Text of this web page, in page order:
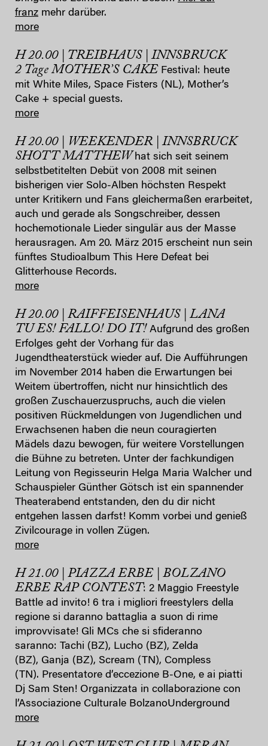
franz mehr darüber.
more
H 20.00 | TREIBHAUS | INNSBRUCK
2 Tage MOTHER’S CAKE Festival: heute
mit White Miles, Space Fisters (NL), Mother’s
Cake + special guests.
more
H 20.00 | WEEKENDER | INNSBRUCK
SHOTT MATTHEW hat sich seit seinem
selbstbetitelten Debüt von 2008 mit seinen
bisherigen vier Solo-Alben höchsten Respekt
unter Kritikern und Fans gleichermaßen erarbeitet,
auch und gerade als Songschreiber, dessen
hochemotionale Lieder singulär aus der Masse
herausragen. Am 20. März 2015 erscheint nun sein
fünftes Studioalbum This Here Defeat bei
Glitterhouse Records.
more
H 20.00 | RAIFFEISENHAUS | LANA
TU ES! FALLO! DO IT! Aufgrund des großen
Erfolges geht der Vorhang für das
Jugendtheaterstück wieder auf. Die Aufführungen
im November 2014 haben die Erwartungen bei
Weitem übertroffen, nicht nur hinsichtlich des
großen Zuschauerzuspruchs, auch die vielen
positiven Rückmeldungen von Jugendlichen und
Erwachsenen haben die neun couragierten
Mädels dazu bewogen, für weitere Vorstellungen
die Bühne zu betreten. Unter der fachkundigen
Leitung von Regisseurin Helga Maria Walcher und
Schauspieler Günther Götsch ist ein spannender
Theaterabend entstanden, den du dir nicht
entgehen lassen darfst! Komm vorbei und genieß
Zivilcourage in vollen Zügen.
more
H 21.00 | PIAZZA ERBE | BOLZANO
ERBE RAP CONTEST: 2 Maggio Freestyle
Battle ad invito! 6 tra i migliori freestylers della
regione si daranno battaglia a suon di rime
improvvisate! Gli MCs che si sfideranno
saranno: Tachi (BZ), Lucho (BZ), Zelda
(BZ), Ganja (BZ), Scream (TN), Compless
(TN). Presentatore d’eccezione B-One, e ai piatti
Dj Sam Sten! Organizzata in collaborazione con
l’Associazione Culturale BolzanoUnderground
more